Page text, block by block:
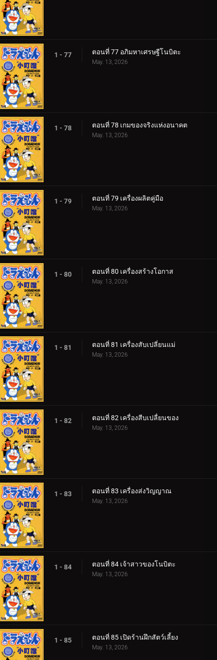
1 - 77 ตอนที่ 77 อภิมหาเศรษฐีโนบิตะ
May. 13, 2026
1 - 78 ตอนที่ 78 เกมของจริงแห่งอนาคต
May. 13, 2026
1 - 79 ตอนที่ 79 เครื่องผลิตคู่มือ
May. 13, 2026
1 - 80 ตอนที่ 80 เครื่องสร้างโอกาส
May. 13, 2026
1 - 81 ตอนที่ 81 เครื่องสับเปลี่ยนแม่
May. 13, 2026
1 - 82 ตอนที่ 82 เครื่องสีบเปลื่ยนของ
May. 13, 2026
1 - 83 ตอนที่ 83 เครื่องส่งวิญญาณ
May. 13, 2026
1 - 84 ตอนที่ 84 เจ้าสาวของโนบิตะ
May. 13, 2026
1 - 85 ตอนที่ 85 เปิดร้านฝึกสัตว์เลี้ยง
May. 13, 2026